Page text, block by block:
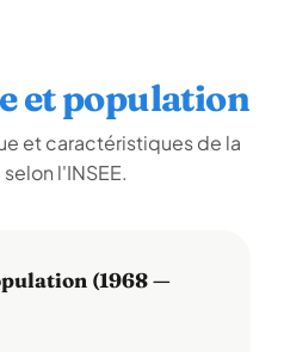
et population
et caractéristiques de la
l'INSEE.
(1968 —